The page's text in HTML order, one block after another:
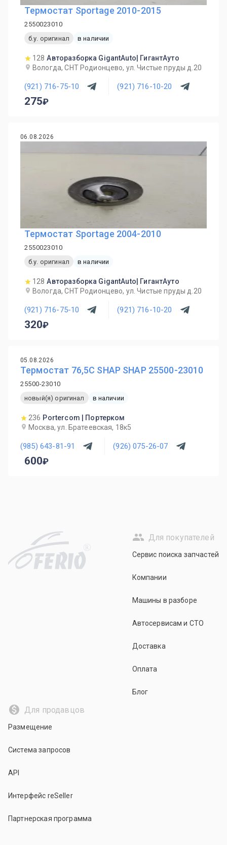
Термостат Sportage 2010-2015
2550023010
б.у. оригинал
в наличии
128 Авторазборка GigantAuto| ГигантАуто
Вологда, СНТ Родионцево, ул. Чистые пруды д.20
(921) 716-75-10 (921) 716-10-20
275
06.08.2026
Термостат Sportage 2004-2010
2550023010
б.у. оригинал
в наличии
128 Авторазборка GigantAuto| ГигантАуто
Вологда, СНТ Родионцево, ул. Чистые пруды д.20
(921) 716-75-10 (921) 716-10-20
320
05.08.2026
Термостат 76,5C SHAP SHAP 25500-23010
25500-23010
новый(я) оригинал
в наличии
236 Portercom | Портерком
Москва, ул. Братеевская, 18к5
(985) 643-81-91 (926) 075-26-07
600
R
Для покупателей
Сервис поиска запчастей
Компании
Машины в разборе
Автосервисам и СТО
Доставка
Оплата
Блог
Для продавцов
Размещение
Система запросов
API
Интерфейс reSeller
Партнерская программа